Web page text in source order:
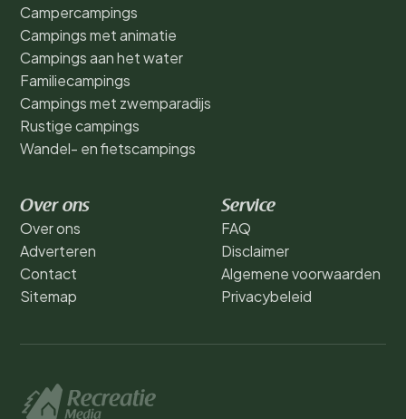
Campercampings
Campings met animatie
Campings aan het water
Familiecampings
Campings met zwemparadijs
Rustige campings
Wandel- en fietscampings
Over ons
Over ons
Adverteren
Contact
Sitemap
Service
FAQ
Disclaimer
Algemene voorwaarden
Privacybeleid